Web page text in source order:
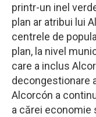
printr-un inel
plan ar atribui lui
centrele de
plan, la nivel
care a inclus
decongestionare
Alcorcón a
a cărei economie